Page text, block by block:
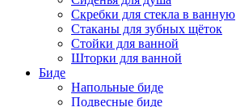
Скребки для стекла в ванную
Стаканы для зубных щёток
Стойки для ванной
Шторки для ванной
Биде
Напольные биде
Подвесные биде